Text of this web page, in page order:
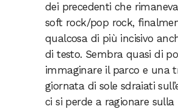
dei precedenti che
soft rock/pop rock,
qualcosa di più incisivo
di testo. Sembra quasi di
immaginare il parco e una
giornata di sole sdraiati
ci si perde a ragionare